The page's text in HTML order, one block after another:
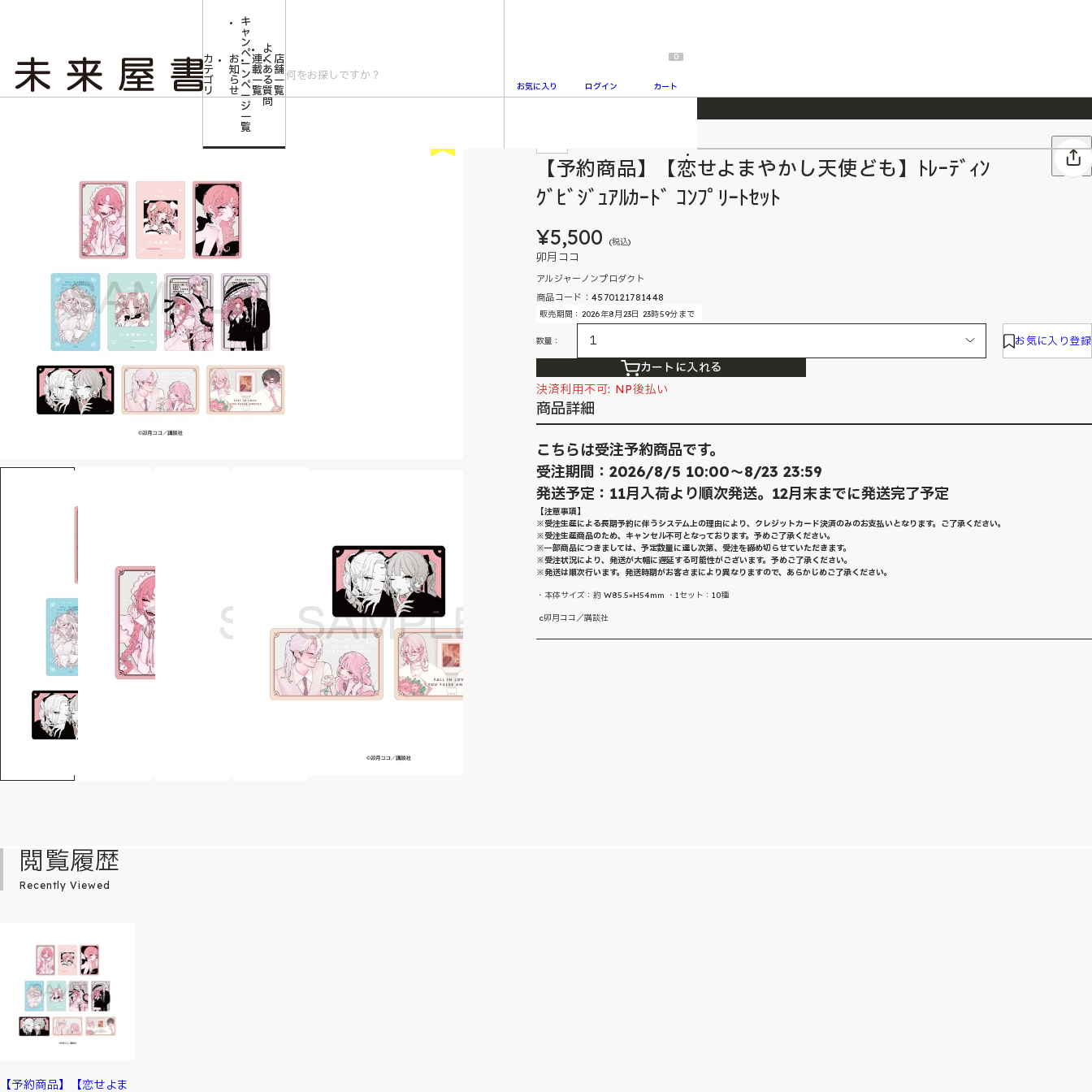
2026/7/23 『ONE PIECE magazine 021 ONE PIECEカード付き同梱版』発売延期のご案内
カ
テ
ゴ
リ
お
知
ら
せ
キ
ャ
ン
ペ
ー
ン
ペ
ー
ジ
一
覧
連
載
一
覧
よ
く
あ
る
質
問
店
舗
一
覧
お気に入り ログイン
0
カート
【予約商品】【恋せよまやかし天使ども】ﾄﾚｰﾃﾞｨﾝｸﾞﾋﾞｼﾞｭｱﾙｶｰﾄﾞ ｺﾝﾌﾟﾘｰﾄｾｯﾄ
【予約商品】【恋せよまやかし天使ども】ﾄﾚｰﾃﾞｨﾝ
ｸﾞﾋﾞｼﾞｭｱﾙｶｰﾄﾞ ｺﾝﾌﾟﾘｰﾄｾｯﾄ
¥5,500 (税込)
卯月ココ
アルジャーノンプロダクト
商品コード：4570121781448
販売期間：2026年8月23日 23時59分まで
数量： お気に入り登録
カートに入れる
決済利用不可: NP後払い
商品詳細
こちらは受注予約商品です。
受注期間：2026/8/5 10:00～8/23 23:59
発送予定：11月入荷より順次発送。12月末までに発送完了予定
【注意事項】
※受注生産による長期予約に伴うシステム上の理由により、クレジットカード決済のみのお支払いとなります。ご了承ください。
※受注生産商品のため、キャンセル不可となっております。予めご了承ください。
※一部商品につきましては、予定数量に達し次第、受注を締め切らせていただきます。
※受注状況により、発送が大幅に遅延する可能性がございます。予めご了承ください。
※発送は順次行います。発送時期がお客さまにより異なりますので、あらかじめご了承ください。
・本体サイズ：約 W85.5×H54mm ・1セット：10種
c卯月ココ／講談社
閲覧履歴
Recently Viewed
【予約商品】【恋せよま